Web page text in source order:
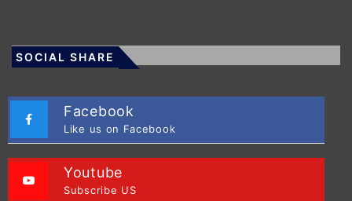
SOCIAL SHARE
Facebook
Like us on Facebook
Youtube
Subscribe US